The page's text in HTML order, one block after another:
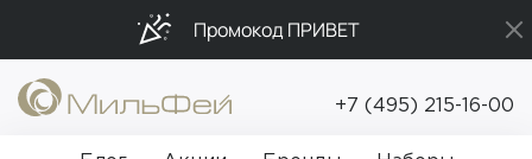
Промокод ПРИВЕТ
Бесплатная доставка от 5 000₽
Подарки в каждый заказ от 5 000₽
+7 (495) 215-16-00